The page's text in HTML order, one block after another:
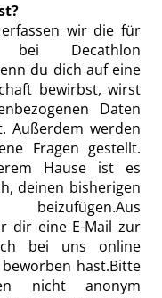
wir die für
bei Decathlon
du dich auf eine
bewirbst, wirst
Daten
Außerdem werden
Fragen gestellt.
Hause ist es
deinen bisherigen
dir eine E-Mail zur
bei uns online
hast.Bitte
nicht anonym